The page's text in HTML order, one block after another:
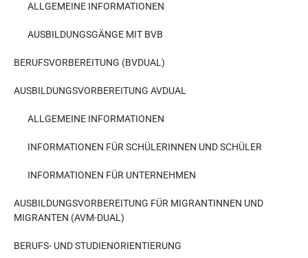
ALLGEMEINE INFORMATIONEN
AUSBILDUNGSGÄNGE MIT BVB
BERUFSVORBEREITUNG (BVDUAL)
AUSBILDUNGSVORBEREITUNG AVDUAL
ALLGEMEINE INFORMATIONEN
INFORMATIONEN FÜR SCHÜLERINNEN UND SCHÜLER
INFORMATIONEN FÜR UNTERNEHMEN
AUSBILDUNGSVORBEREITUNG FÜR MIGRANTINNEN UND
MIGRANTEN (AVM-DUAL)
BERUFS- UND STUDIENORIENTIERUNG